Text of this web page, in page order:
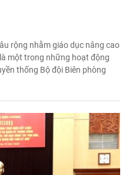
rộng nhằm giáo dục nâng cao
một trong những hoạt động
thống Bộ đội Biên phòng